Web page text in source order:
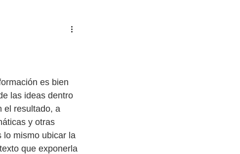
es bien
las ideas dentro
el resultado, a
y otras
lo mismo ubicar la
que exponerla